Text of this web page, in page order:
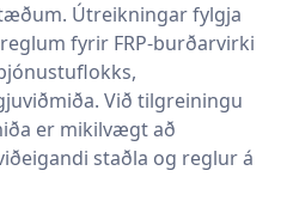
Útreikningar fylgja
fyrir FRP-burðarvirki
Við tilgreiningu
er mikilvægt að
staðla og reglur á